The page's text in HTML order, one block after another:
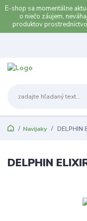
E-shop sa momentálne
o niečo záujem,
produktov
Navijaky DELPHIN
DELPHIN